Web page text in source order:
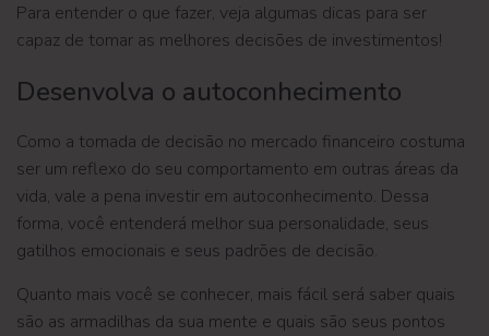
Para entender o que fazer, veja algumas dicas para ser
capaz de tomar as melhores decisões de investimentos!
Desenvolva o autoconhecimento
Como a tomada de decisão no mercado financeiro costuma
ser um reflexo do seu comportamento em outras áreas da
vida, vale a pena investir em autoconhecimento. Dessa
forma, você entenderá melhor sua personalidade, seus
gatilhos emocionais e seus padrões de decisão.
Quanto mais você se conhecer, mais fácil será saber quais
são as armadilhas da sua mente e quais são seus pontos